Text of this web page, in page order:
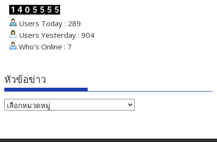
Users Today : 289
Users Yesterday : 904
Who's Online : 7
หัวข้อข่าว
หัวข้อ